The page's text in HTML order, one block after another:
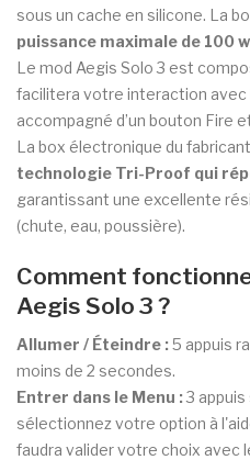
sous un cache en silicone. La
puissance maximale de 100
Le mod Aegis Solo 3 est
facilitera votre interaction avec
accompagné d’un bouton Fire
La box électronique du
technologie Tri-Proof qui
garantissant une excellente
(chute, eau, poussière).
Comment
Aegis Solo 3 ?
Allumer / Éteindre :5 appuis
moins de 2 secondes.
Entrer dans le Menu :3 appuis
sélectionnez votre option à
faudra valider votre choix avec